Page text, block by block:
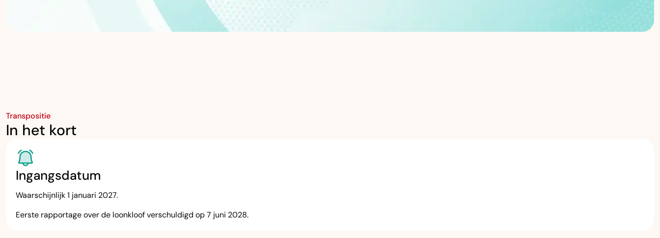
Transpositie
In het kort
Ingangsdatum
Waarschijnlijk 1 januari 2027.
Eerste rapportage over de loonkloof verschuldigd op 7 juni 2028.